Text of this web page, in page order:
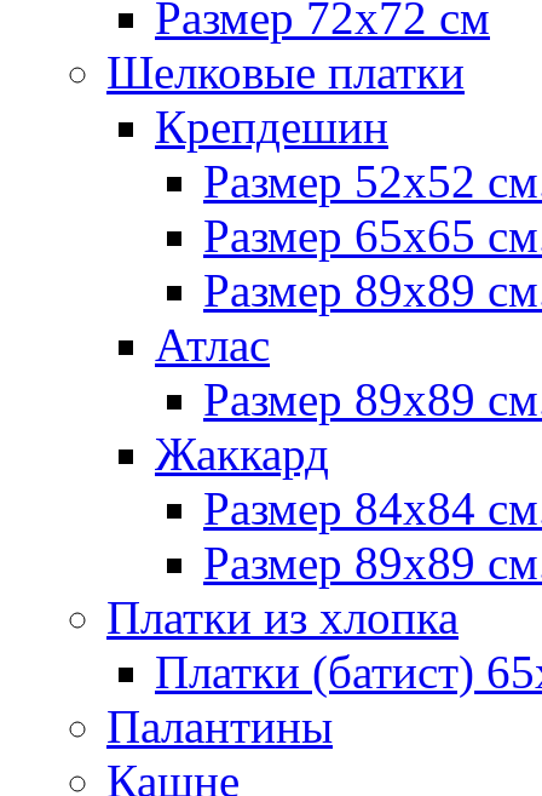
Размер 72x72 см
Шелковые платки
Крепдешин
Размер 52х52
Размер 65х65
Размер 89х89
Атлас
Размер 89х89
Жаккард
Размер 84х84
Размер 89х89
Платки из хлопка
Платки (батист)
Палантины
Кашне